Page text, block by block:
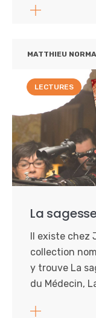
MATTHIEU
LECTURES
La
Il existe chez
collection
y trouve La
du Médecin,